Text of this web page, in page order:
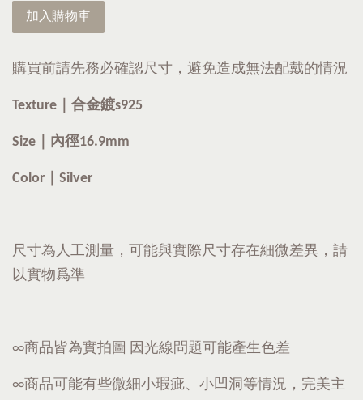
加入購物車
購買前請先務必確認尺寸，避免造成無法配戴的情況
Texture｜ 合金鍍s925
Size｜內徑16.9mm
Color｜Silver
尺寸為人工測量，可能與實際尺寸存在細微差異，請
以實物爲準
∞商品皆為實拍圖 因光線問題可能產生色差
∞商品可能有些微細小瑕疵、小凹洞等情況，完美主